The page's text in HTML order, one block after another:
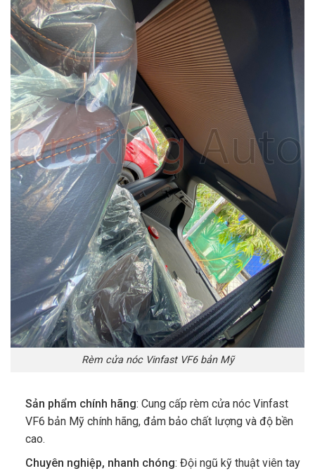
Rèm cửa nóc Vinfast VF6 bản Mỹ
Sản phẩm chính hãng: Cung cấp rèm cửa nóc Vinfast
VF6 bản Mỹ chính hãng, đảm bảo chất lượng và độ bền
cao.
Chuyên nghiệp, nhanh chóng: Đội ngũ kỹ thuật viên tay